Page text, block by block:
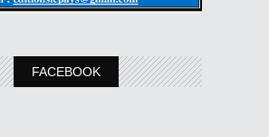
FACEBOOK